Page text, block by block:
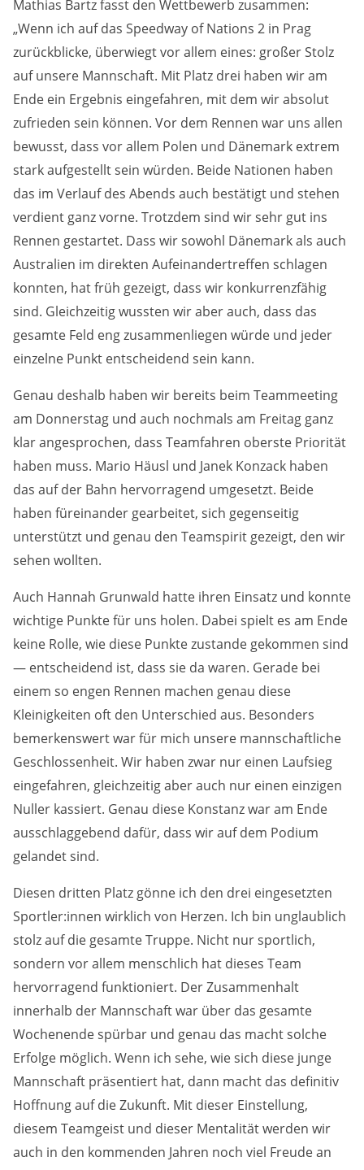
Mathias Bartz fasst den Wettbewerb zusammen:
„Wenn ich auf das Speedway of Nations 2 in Prag
zurückblicke, überwiegt vor allem eines: großer Stolz
auf unsere Mannschaft. Mit Platz drei haben wir am
Ende ein Ergebnis eingefahren, mit dem wir absolut
zufrieden sein können. Vor dem Rennen war uns allen
bewusst, dass vor allem Polen und Dänemark extrem
stark aufgestellt sein würden. Beide Nationen haben
das im Verlauf des Abends auch bestätigt und stehen
verdient ganz vorne. Trotzdem sind wir sehr gut ins
Rennen gestartet. Dass wir sowohl Dänemark als auch
Australien im direkten Aufeinandertreffen schlagen
konnten, hat früh gezeigt, dass wir konkurrenzfähig
sind. Gleichzeitig wussten wir aber auch, dass das
gesamte Feld eng zusammenliegen würde und jeder
einzelne Punkt entscheidend sein kann.
Genau deshalb haben wir bereits beim Teammeeting
am Donnerstag und auch nochmals am Freitag ganz
klar angesprochen, dass Teamfahren oberste Priorität
haben muss. Mario Häusl und Janek Konzack haben
das auf der Bahn hervorragend umgesetzt. Beide
haben füreinander gearbeitet, sich gegenseitig
unterstützt und genau den Teamspirit gezeigt, den wir
sehen wollten.
Auch Hannah Grunwald hatte ihren Einsatz und konnte
wichtige Punkte für uns holen. Dabei spielt es am Ende
keine Rolle, wie diese Punkte zustande gekommen sind
— entscheidend ist, dass sie da waren. Gerade bei
einem so engen Rennen machen genau diese
Kleinigkeiten oft den Unterschied aus. Besonders
bemerkenswert war für mich unsere mannschaftliche
Geschlossenheit. Wir haben zwar nur einen Laufsieg
eingefahren, gleichzeitig aber auch nur einen einzigen
Nuller kassiert. Genau diese Konstanz war am Ende
ausschlaggebend dafür, dass wir auf dem Podium
gelandet sind.
Diesen dritten Platz gönne ich den drei eingesetzten
Sportler:innen wirklich von Herzen. Ich bin unglaublich
stolz auf die gesamte Truppe. Nicht nur sportlich,
sondern vor allem menschlich hat dieses Team
hervorragend funktioniert. Der Zusammenhalt
innerhalb der Mannschaft war über das gesamte
Wochenende spürbar und genau das macht solche
Erfolge möglich. Wenn ich sehe, wie sich diese junge
Mannschaft präsentiert hat, dann macht das definitiv
Hoffnung auf die Zukunft. Mit dieser Einstellung,
diesem Teamgeist und dieser Mentalität werden wir
auch in den kommenden Jahren noch viel Freude an
aktiviert werden.
YouTube
Anbieter:
Google LLC
Cookies, die ggf. zur Einbettung und Bereitstellung
von Videos auf unserer Website gesetzt werden.
Google Maps
Anbieter:
Zweck:
Cookies, die ggf. zur Einbettung und Bereitstellung
von interaktiven Karten auf unserer Website gesetzt
werden.
Marketing
Marketing-Cookies werden von Drittanbietern verwendet,
um personalisierte Werbung anzuzeigen. Dazu verfolgen
sie die Aktivitäten der Besucher über verschiedene
Websites hinweg.
Google Ads
_gcl_aw, _gcl_gs, _gclid, _gcl_au, FPGCLAW, FPAU
Anbieter:
Google LLC
Zweck:
Wir nutzen Marketing-Cookies, um den Erfolg unserer
Online-Werbemaßnahmen auf anderen Seiten zu
messen und damit eine optimale Verteilung unseres
Cookie Laufzeit:
90 Tage